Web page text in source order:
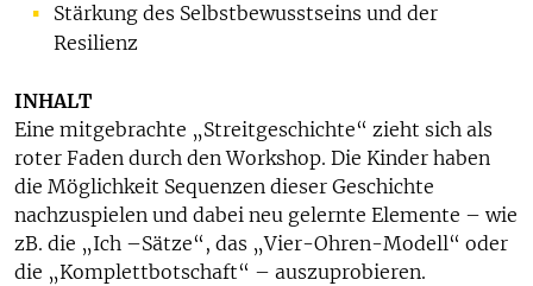
Stärkung des Selbstbewusstseins und der
Resilienz
INHALT
Eine mitgebrachte „Streitgeschichte“ zieht sich als
roter Faden durch den Workshop. Die Kinder haben
die Möglichkeit Sequenzen dieser Geschichte
nachzuspielen und dabei neu gelernte Elemente – wie
zB. die „Ich –Sätze“, das „Vier-Ohren-Modell“ oder
die „Komplettbotschaft“ – auszuprobieren.